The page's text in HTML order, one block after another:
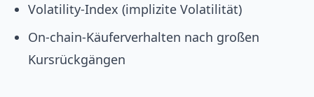
Volatility-Index (implizite Volatilität)
On-chain-Käuferverhalten nach großen
Kursrückgängen